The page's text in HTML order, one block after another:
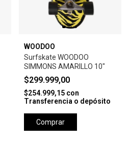
WOODOO
Surfskate WOODOO
SIMMONS AMARILLO 10"
$299.999,00
$254.999,15 con
Transferencia o depósito
Comprar